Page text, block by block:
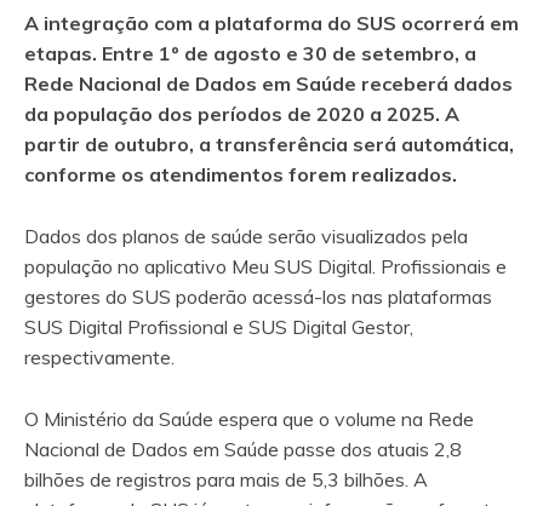
A integração com a plataforma do SUS ocorrerá em
etapas. Entre 1º de agosto e 30 de setembro, a
Rede Nacional de Dados em Saúde receberá dados
da população dos períodos de 2020 a 2025. A
partir de outubro, a transferência será automática,
conforme os atendimentos forem realizados.
Dados dos planos de saúde serão visualizados pela
população no aplicativo Meu SUS Digital. Profissionais e
gestores do SUS poderão acessá-los nas plataformas
SUS Digital Profissional e SUS Digital Gestor,
respectivamente.
O Ministério da Saúde espera que o volume na Rede
Nacional de Dados em Saúde passe dos atuais 2,8
bilhões de registros para mais de 5,3 bilhões. A